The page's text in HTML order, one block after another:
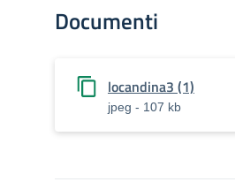
Documenti
locandina3 (1)
jpeg - 107 kb